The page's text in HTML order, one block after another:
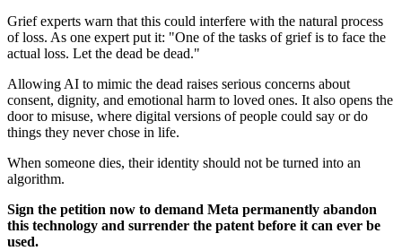
Grief experts warn that this could interfere with the natural process
of loss. As one expert put it: "One of the tasks of grief is to face the
actual loss. Let the dead be dead."
Allowing AI to mimic the dead raises serious concerns about
consent, dignity, and emotional harm to loved ones. It also opens the
door to misuse, where digital versions of people could say or do
things they never chose in life.
When someone dies, their identity should not be turned into an
algorithm.
Sign the petition now to demand Meta permanently abandon
this technology and surrender the patent before it can ever be
used.